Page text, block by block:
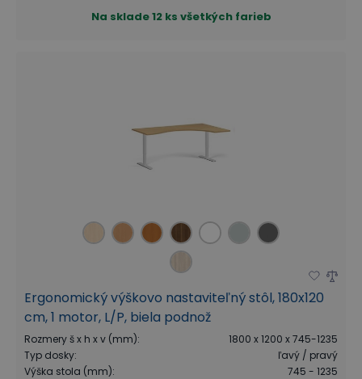
Na sklade12 ks všetkých farieb
Ergonomický výškovo nastaviteľný stôl, 180x120
cm, 1 motor, L/P, biela podnož
Rozmery š x h x v (mm):
1800 x 1200 x 745-1235
Typ dosky:
ľavý / pravý
Výška stola (mm): 745 - 1235